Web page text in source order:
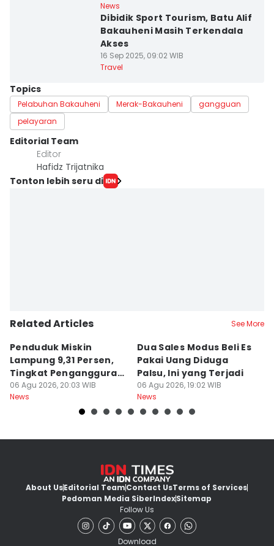
News
Dibidik Sport Tourism, Batu Alif
Bakauheni Masih Terkendala
Akses
16 Sep 2025, 09:02 WIB
Travel
Topics
Pelabuhan Bakauheni Merak-Bakauheni
gangguan
pelayaran
Editorial Team
Editor
Hafidz Trijatnika
Tonton lebih seru di
Related Articles See More
Penduduk Miskin
Lampung 9,31 Persen,
Tingkat Pengangguran
Terbuka Naik
06 Agu 2026, 20:03 WIB
News
Dua Sales Modus Beli Es
Pakai Uang Diduga
Palsu, Ini yang Terjadi
06 Agu 2026, 19:02 WIB
News
About UsEditorial TeamContact UsTerms of Services
Pedoman Media SiberIndexSitemap
Follow Us
Download